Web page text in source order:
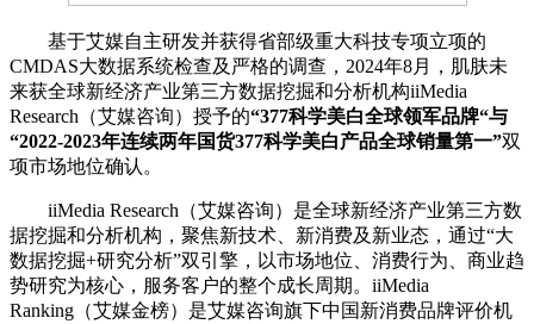
基于艾媒自主研发并获得省部级重大科技专项立项的
CMDAS大数据系统检查及严格的调查，2024年8月，肌肤未
来获全球新经济产业第三方数据挖掘和分析机构iiMedia
Research（艾媒咨询）授予的“377科学美白全球领军品牌“与
“2022-2023年连续两年国货377科学美白产品全球销量第一”双
项市场地位确认。
iiMedia Research（艾媒咨询）是全球新经济产业第三方数
据挖掘和分析机构，聚焦新技术、新消费及新业态，通过“大
数据挖掘+研究分析”双引擎，以市场地位、消费行为、商业趋
势研究为核心，服务客户的整个成长周期。iiMedia
Ranking（艾媒金榜）是艾媒咨询旗下中国新消费品牌评价机